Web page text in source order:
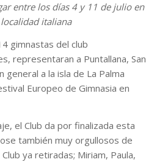
entre los días 4 y 11 de julio en
italiana
gimnastas del club
representaran a Puntallana, San
general a la isla de La Palma
Europeo de Gimnasia en
el Club da por finalizada esta
también muy orgullosos de
ya retiradas; Miriam, Paula,